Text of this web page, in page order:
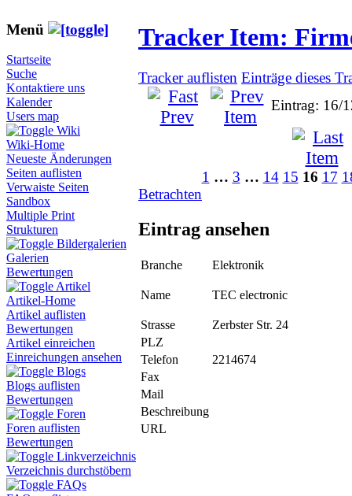
Menü
Startseite
Suche
Kontaktiere uns
Kalender
Users map
Wiki
Wiki-Home
Neueste Änderungen
Seiten auflisten
Verwaiste Seiten
Sandbox
Multiple Print
Strukturen
Bildergalerien
Galerien
Bewertungen
Artikel
Artikel-Home
Artikel auflisten
Bewertungen
Artikel einreichen
Einreichungen ansehen
Blogs
Blogs auflisten
Bewertungen
Foren
Foren auflisten
Bewertungen
Linkverzeichnis
Verzeichnis durchstöbern
FAQs
Tracker Item:
Tracker auflisten Einträge dieses
Eintrag: 16/
1 … 3 … 14 15 16 17
Betrachten
Eintrag ansehen
Branche Elektronik
Name TEC electronic
Strasse
Zerbster Str. 24
PLZ
Telefon
2214674
Fax
Mail
Beschreibung
URL